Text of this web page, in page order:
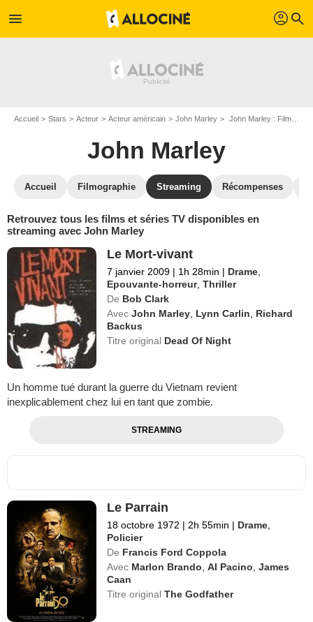
menu profil search
Accueil Stars Acteur Acteur américain John Marley John Marley : Films et séries online
John Marley
Accueil Filmographie Streaming Récompenses
Retrouvez tous les films et séries TV disponibles en
streaming avec John Marley
Le Mort-vivant
7 janvier 2009 | 1h 28min | Drame
Epouvante-horreur,Thriller
De Bob Clark
Avec John Marley Lynn Carlin
Richard
Backus
Titre original Dead Of Night
Un homme tué durant la guerre du Vietnam revient
inexplicablement chez lui en tant que zombie.
STREAMING
Le Parrain
18 octobre 1972 | 2h 55min | Drame
Policier
De Francis Ford Coppola
Avec Marlon Brando ,Al Pacino ,James
Caan
Titre originalThe Godfather